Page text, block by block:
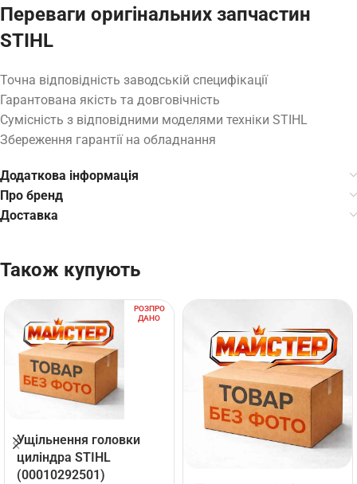
Переваги оригінальних запчастин
STIHL
Точна відповідність заводській специфікації
Гарантована якість та довговічність
Сумісність з відповідними моделями техніки STIHL
Збереження гарантії на обладнання
Додаткова інформація
Про бренд
Доставка
Також купують
РОЗПРО
ДАНО
Ущільнення головки
циліндра STIHL
(00010292501)